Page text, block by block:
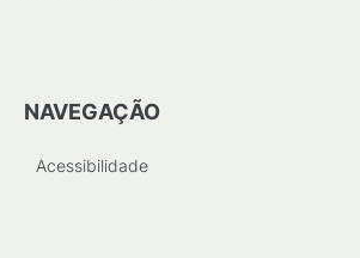
NAVEGAÇÃO
Acessibilidade